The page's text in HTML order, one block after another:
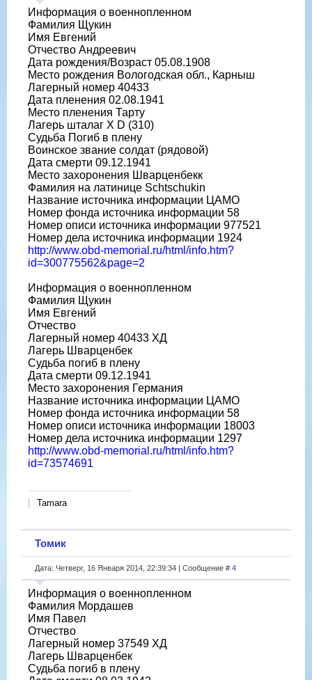
Информация о военнопленном
Фамилия Щукин
Имя Евгений
Отчество Андреевич
Дата рождения/Возраст 05.08.1908
Место рождения Вологодская обл., Карныш
Лагерный номер 40433
Дата пленения 02.08.1941
Место пленения Тарту
Лагерь шталаг X D (310)
Судьба Погиб в плену
Воинское звание солдат (рядовой)
Дата смерти 09.12.1941
Место захоронения Шварценбекк
Фамилия на латинице Schtschukin
Название источника информации ЦАМО
Номер фонда источника информации 58
Номер описи источника информации 977521
Номер дела источника информации 1924
http://www.obd-memorial.ru/html/info.htm?
id=300775562&page=2
Информация о военнопленном
Фамилия Щукин
Имя Евгений
Отчество
Лагерный номер 40433 ХД
Лагерь Шварценбек
Судьба погиб в плену
Дата смерти 09.12.1941
Место захоронения Германия
Название источника информации ЦАМО
Номер фонда источника информации 58
Номер описи источника информации 18003
Номер дела источника информации 1297
http://www.obd-memorial.ru/html/info.htm?
id=73574691
Tamara
Томик
Дата: Четверг, 16 Января 2014, 22:39:34 | Сообщение # 4
Информация о военнопленном
Фамилия Мордашев
Имя Павел
Отчество
Лагерный номер 37549 ХД
Лагерь Шварценбек
Судьба погиб в плену